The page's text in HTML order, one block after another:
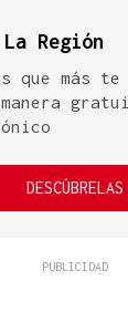
Región
que más
DESCÚBRELAS